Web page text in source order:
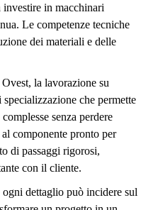
investire in macchinari
Le competenze tecniche
dei materiali e delle
la lavorazione su
che permette
senza perdere
componente pronto per
di passaggi rigorosi,
con il cliente.
dettaglio può incidere sul